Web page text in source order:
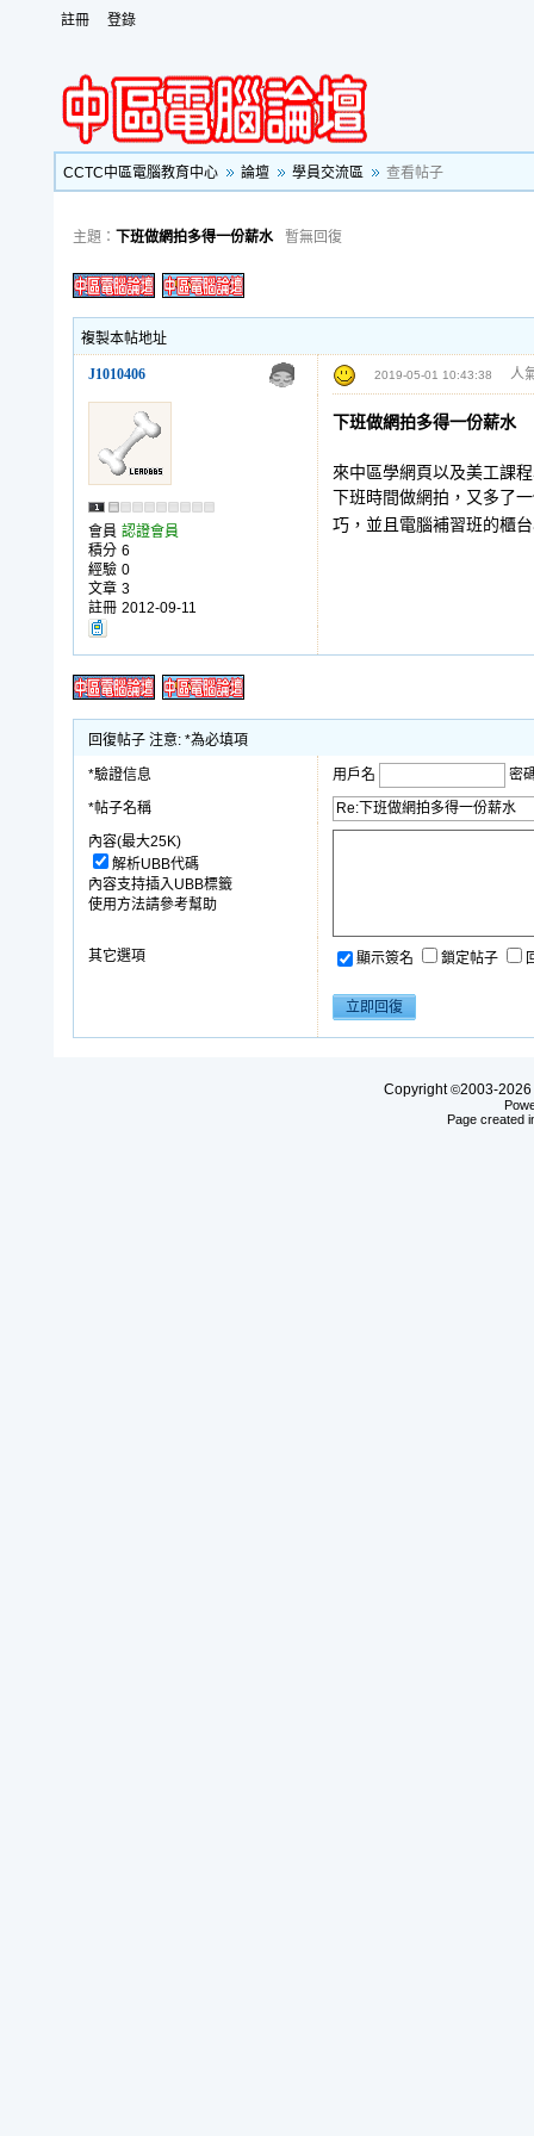
註冊 登錄
CCTC中區電腦教育中心 論壇 學員交流區 查看帖子
主題： 下班做網拍多得一份薪水 暫無回復
複製本帖地址
J1010406 2019-05-01 10:43:38 人
會員 認證會員
積分 6
經驗 0
文章 3
註冊 2012-09-11
下班做網拍多得一份薪水
來中區學網頁以及美工課
下班時間做網拍，又多了
巧，並且電腦補習班的櫃
回復帖子 注意: *為必填項
*驗證信息 用戶名
密
*帖子名稱
內容(最大25K)
解析UBB代碼
內容支持插入UBB標籤
使用方法請參考幫助
其它選項 顯示簽名 鎖定帖子
Copyright©2003-2026
Page created